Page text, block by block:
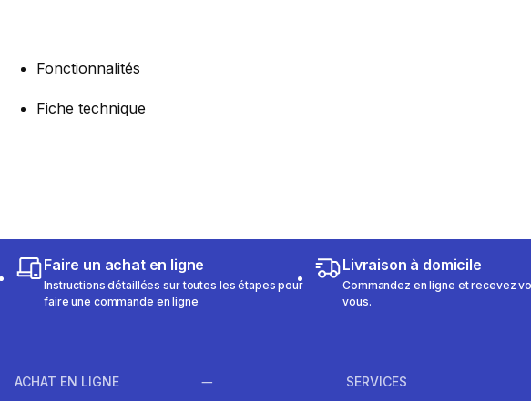
Fonctionnalités
Fiche technique
Faire un achat en ligne
Instructions détaillées sur toutes les étapes pour
faire une commande en ligne
Livraison à domicile
Commandez en ligne et recevez
vous.
ACHAT EN LIGNE SERVICES